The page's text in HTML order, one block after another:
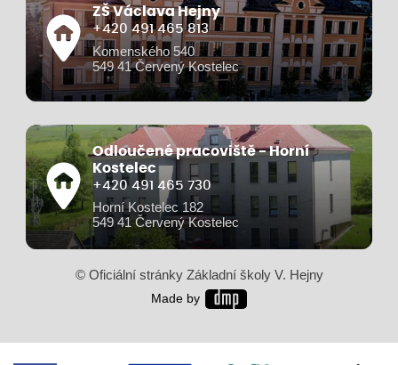
ZŠ Václava Hejny
+420 491 465 813
Komenského 540
549 41 Červený Kostelec
Odloučené pracoviště - Horní
Kostelec
+420 491 465 730
Horní Kostelec 182
549 41 Červený Kostelec
© Oficiální stránky Základní školy V. Hejny
Made by